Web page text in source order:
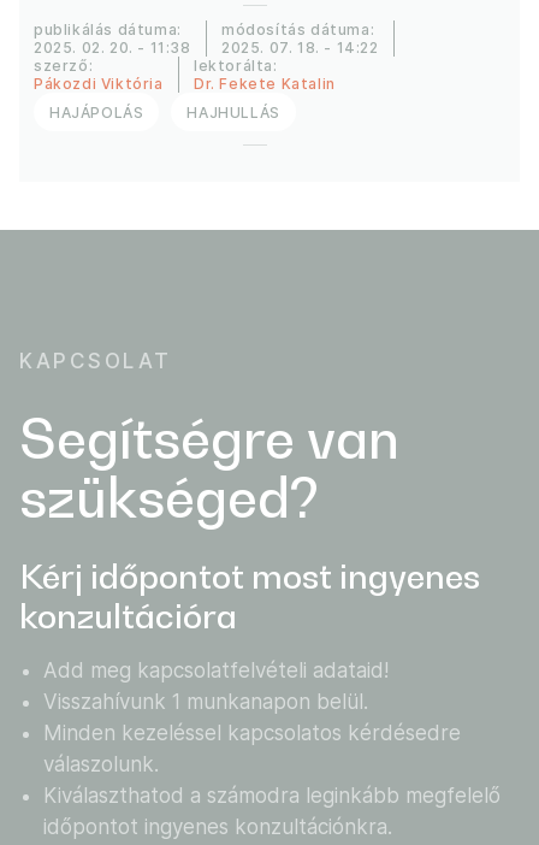
publikálás dátuma:
2025. 02. 20. - 11:38
módosítás dátuma:
2025. 07. 18. - 14:22
szerző:
Pákozdi Viktória
lektorálta:
Dr. Fekete Katalin
HAJÁPOLÁS
HAJHULLÁS
KAPCSOLAT
Segítségre van
szükséged?
Kérj időpontot most ingyenes
konzultációra
Add meg kapcsolatfelvételi adataid!
Visszahívunk 1 munkanapon belül.
Minden kezeléssel kapcsolatos kérdésedre
válaszolunk.
Kiválaszthatod a számodra leginkább megfelelő
időpontot ingyenes konzultációnkra.